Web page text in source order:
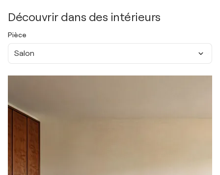
Découvrir dans des intérieurs
Pièce
Salon